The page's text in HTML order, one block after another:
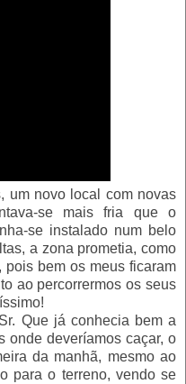
um novo local com novas
se mais fria que o
se instalado num belo
a zona prometia, como
bem os meus ficaram
ao percorrermos os seus
Que já conhecia bem a
onde deveríamos caçar, o
da manhã, mesmo ao
para o terreno, vendo se